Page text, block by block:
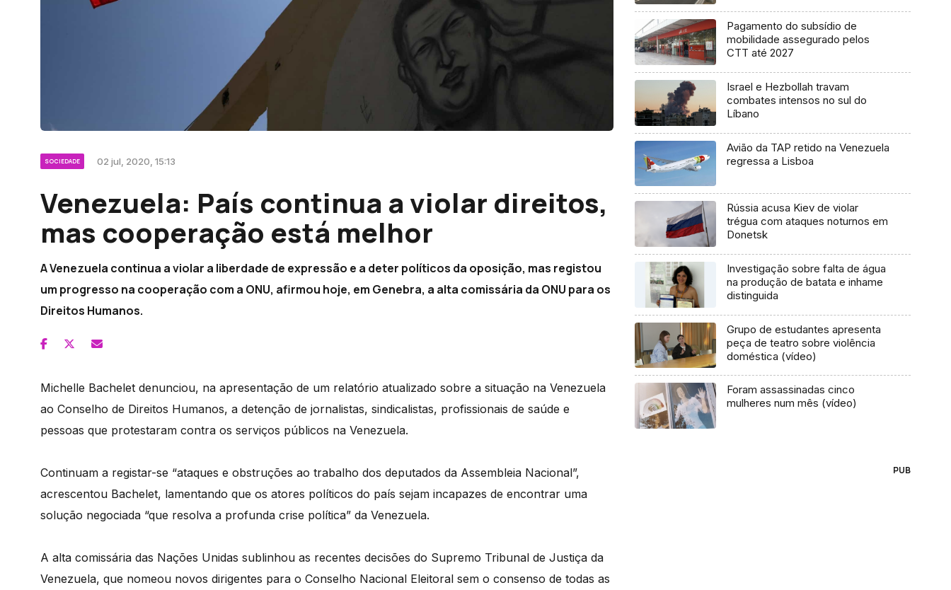
SOCIEDADE 02 jul, 2020, 15:13
Venezuela: País continua a violar direitos,
mas cooperação está melhor
A Venezuela continua a violar a liberdade de expressão e a deter políticos da oposição, mas registou
um progresso na cooperação com a ONU, afirmou hoje, em Genebra, a alta comissária da ONU para os
Direitos Humanos.
Michelle Bachelet denunciou, na apresentação de um relatório atualizado sobre a situação na Venezuela
ao Conselho de Direitos Humanos, a detenção de jornalistas, sindicalistas, profissionais de saúde e
pessoas que protestaram contra os serviços públicos na Venezuela.
Continuam a registar-se “ataques e obstruções ao trabalho dos deputados da Assembleia Nacional”,
acrescentou Bachelet, lamentando que os atores políticos do país sejam incapazes de encontrar uma
solução negociada “que resolva a profunda crise política” da Venezuela.
A alta comissária das Nações Unidas sublinhou as recentes decisões do Supremo Tribunal de Justiça da
Venezuela, que nomeou novos dirigentes para o Conselho Nacional Eleitoral sem o consenso de todas as
Pagamento do subsídio de
mobilidade assegurado pelos
CTT até 2027
Israel e Hezbollah travam
combates intensos no sul do
Líbano
Avião da TAP retido na Venezuela
regressa a Lisboa
Rússia acusa Kiev de violar
trégua com ataques noturnos em
Donetsk
Investigação sobre falta de água
na produção de batata e inhame
distinguida
Grupo de estudantes apresenta
peça de teatro sobre violência
doméstica (vídeo)
Foram assassinadas cinco
mulheres num mês (vídeo)
PUB